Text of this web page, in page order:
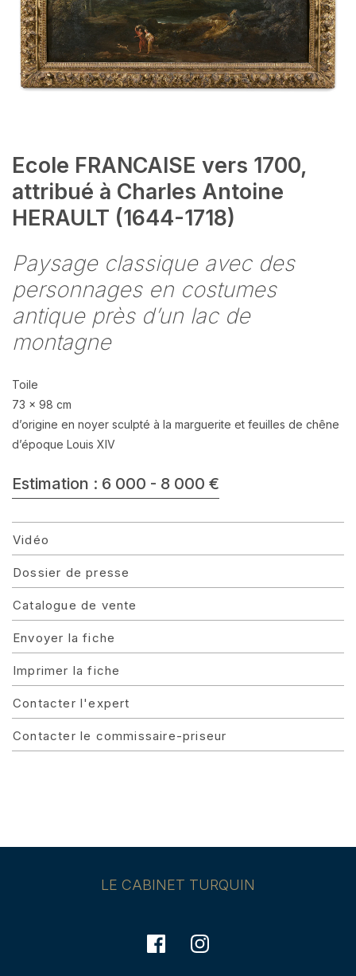
Ecole FRANCAISE vers 1700,
attribué à Charles Antoine
HERAULT (1644-1718)
Paysage classique avec des
personnages en costumes
antique près d’un lac de
montagne
Toile
73 x 98 cm
d’origine en noyer sculpté à la marguerite et feuilles de chêne
d’époque Louis XIV
Estimation : 6 000 - 8 000 €
Vidéo
Dossier de presse
Catalogue de vente
Envoyer la fiche
Imprimer la fiche
Contacter l'expert
Contacter le commissaire-priseur
LE CABINET TURQUIN